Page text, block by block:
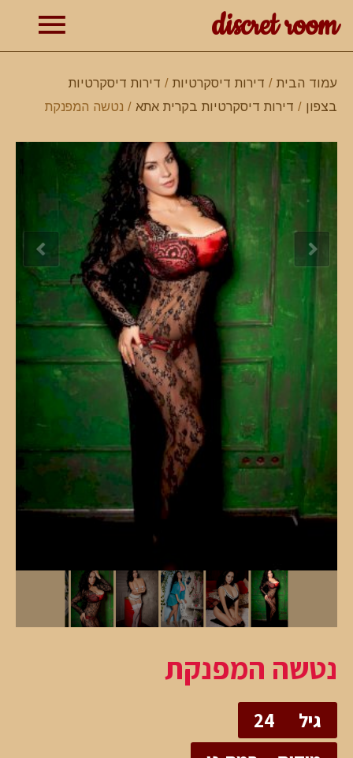
discret room
עמוד הבית / דירות דיסקרטיות / דירות דיסקרטיות
בצפון / דירות דיסקרטיות בקרית אתא / נטשה המפנקת
נטשה המפנקת
גיל
24